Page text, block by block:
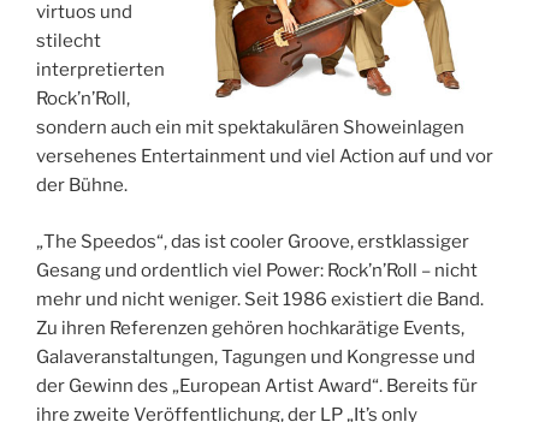
virtuos und
stilecht
interpretierten
Rock’n’Roll,
sondern auch ein mit spektakulären Showeinlagen
versehenes Entertainment und viel Action auf und vor
der Bühne.
„The Speedos“, das ist cooler Groove, erstklassiger
Gesang und ordentlich viel Power: Rock’n’Roll – nicht
mehr und nicht weniger. Seit 1986 existiert die Band.
Zu ihren Referenzen gehören hochkarätige Events,
Galaveranstaltungen, Tagungen und Kongresse und
der Gewinn des „European Artist Award“. Bereits für
ihre zweite Veröffentlichung, der LP „It’s only